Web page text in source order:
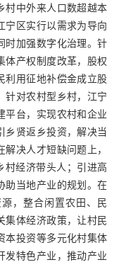
村中外来人口数超越本
宁区实行以需求为导向
时加强数字化治理。针
体产权制度改革，股权
利用征地补偿金成立股
针对农村型乡村，江宁
平台，实现农村和企业
乡贤返乡投资，解决当
决人才短缺问题上，
村经济带头人；引进高
助当地产业的规划。在
，整合闲置农田、民
集体经济政策，让村民
本投资等多元化村集体
发特色产业，推动产业